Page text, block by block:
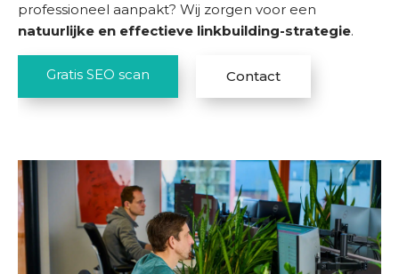
professioneel aanpakt? Wij zorgen voor een
natuurlijke en effectieve linkbuilding-strategie.
Gratis SEO scan Contact